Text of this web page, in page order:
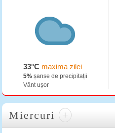
33°C maxima zilei
5% șanse de precipitații
Vânt ușor
Miercuri +